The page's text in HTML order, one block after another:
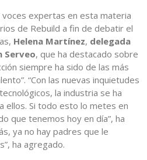
expertas en esta materia
de Rebuild a fin de debatir el
Helena Martínez, delegada
Serveo, que ha destacado sobre
siempre ha sido de las más
“Con las nuevas inquietudes
la industria se ha
ellos. Si todo esto lo metes en
que tenemos hoy en día”, ha
ya no hay padres que le
ha agregado.